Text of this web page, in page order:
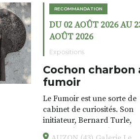
RECOMMANDATION
DU 02 AOÛT 2026 AU 23
AOÛT 2026
Expositions
Cochon charbon au
fumoir
Le Fumoir est une sorte de
cabinet de curiosités. Son
initiateur, Bernard Turle,
s’amuse à donner à voir des